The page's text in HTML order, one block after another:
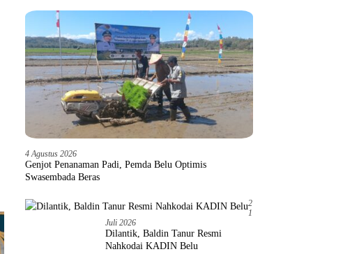
4 Agustus 2026
Genjot Penanaman Padi, Pemda Belu Optimis
Swasembada Beras
2
1
Juli 2026
Dilantik, Baldin Tanur Resmi
Nahkodai KADIN Belu